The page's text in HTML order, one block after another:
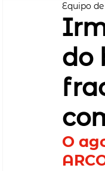
JAR Juventudes
do
Equipo
O